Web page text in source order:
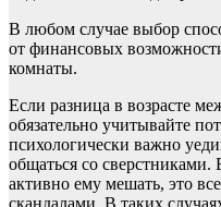
В любом случае выбор
от финансовых
комнаты.
Если разница в возрасте
обязательно учитывайте
психологически важно
общаться со
активно ему мешать, это